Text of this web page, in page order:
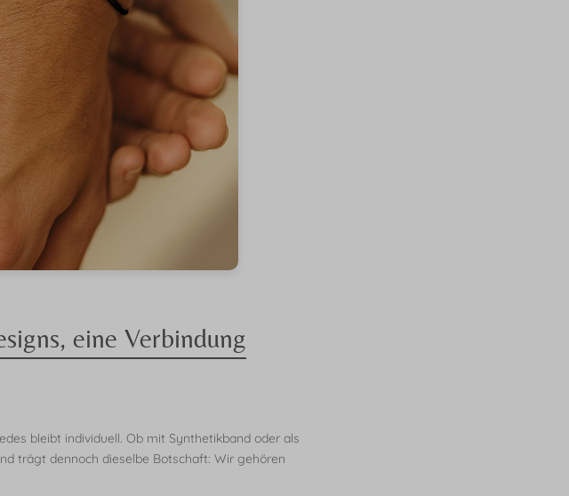
eine Verbindung
bleibt individuell. Ob mit Synthetikband oder als
trägt dennoch dieselbe Botschaft: Wir gehören